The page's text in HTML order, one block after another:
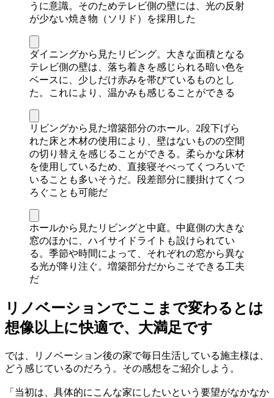
うに意識。そのためテレビ側の壁には、光の反射
が少ない焼き物（ソリド）を採用した
ダイニングから見たリビング。大きな面積となる
テレビ側の壁は、落ち着きを感じられる暗い色を
ベースに、少しだけ赤みを帯びているものとし
た。これにより、温かみも感じることができる
リビングから見た増築部分のホール。2段下げら
れた床と木材の使用により、壁はないものの空間
の切り替えを感じることができる。柔らかな床材
を使用しているため、直接寝そべってくつろいで
いることも多いそうだ。段差部分に腰掛けてくつ
ろぐことも可能だ
ホールから見たリビングと中庭。中庭側の大きな
窓のほかに、ハイサイドライトも設けられてい
る。季節や時間によって、それぞれの窓から異な
る光が降り注ぐ。増築部分だからこそできる工夫
だ
リノベーションでここまで変わるとは
想像以上に快適で、大満足です
では、リノベーション後の家で毎日生活している施主様は、
どう感じているのだろう。その感想をご紹介しよう。
「当初は、具体的にこんな家にしたいという要望がなかなか